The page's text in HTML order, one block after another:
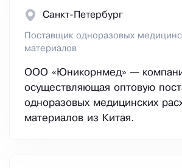
Санкт-Петербург
Поставщик одноразовых
материалов
ООО «Юникорнмед» —
осуществляющая оптовую
одноразовых медицинских
материалов из Китая.